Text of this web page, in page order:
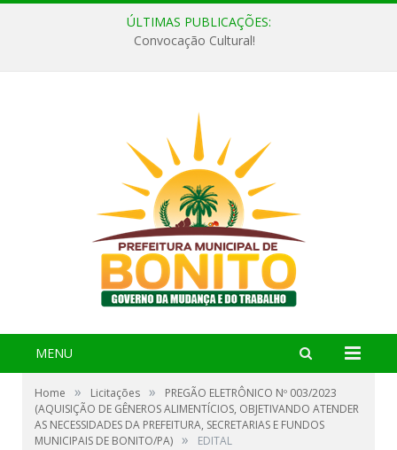
ÚLTIMAS PUBLICAÇÕES:
Convocação Cultural!
MENU
Home » Licitações »
PREGÃO ELETRÔNICO Nº 003/2023
(AQUISIÇÃO DE GÊNEROS ALIMENTÍCIOS, OBJETIVANDO ATENDER
AS NECESSIDADES DA PREFEITURA, SECRETARIAS E FUNDOS
MUNICIPAIS DE BONITO/PA) » EDITAL